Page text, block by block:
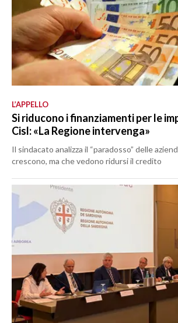
L’APPELLO
Si riducono i finanziamenti per le
Cisl: «La Regione intervenga»
Il sindacato analizza il “paradosso” delle
crescono, ma che vedono ridursi il credito